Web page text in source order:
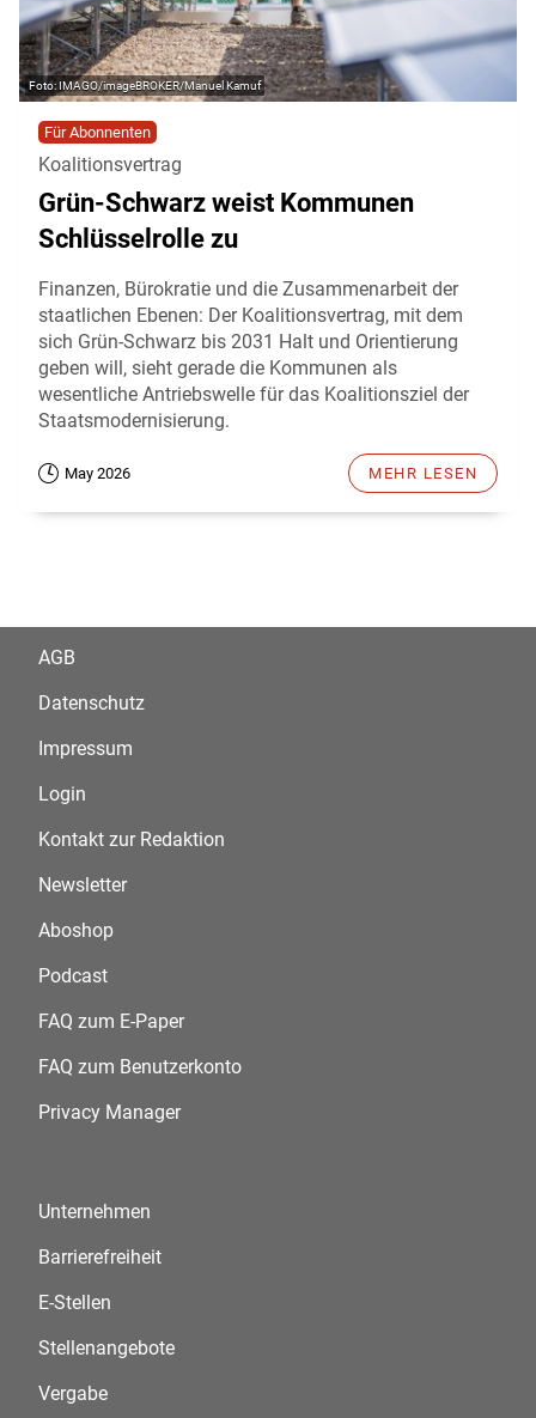
IMAGO/imageBROKER/Manuel Kamuf
Für Abonnenten
Koalitionsvertrag
Grün-Schwarz weist Kommunen
Schlüsselrolle zu
Finanzen, Bürokratie und die Zusammenarbeit der
staatlichen Ebenen: Der Koalitionsvertrag, mit dem
sich Grün-Schwarz bis 2031 Halt und Orientierung
geben will, sieht gerade die Kommunen als
wesentliche Antriebswelle für das Koalitionsziel der
Staatsmodernisierung.
May 2026 MEHR LESEN
AGB
Datenschutz
Impressum
Login
Kontakt zur Redaktion
Newsletter
Aboshop
Podcast
FAQ zum E-Paper
FAQ zum Benutzerkonto
Privacy Manager
Unternehmen
Barrierefreiheit
E-Stellen
Stellenangebote
Vergabe